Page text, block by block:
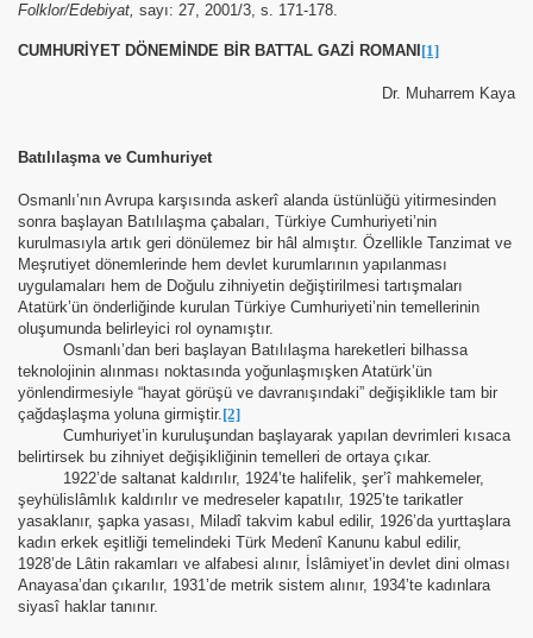
Folklor/Edebiyat, sayı: 27, 2001/3, s. 171-178.
CUMHURİYET DÖNEMİNDE BİR BATTAL GAZİ ROMANI [1]
Dr. Muharrem Kaya
Batılılaşma ve Cumhuriyet
Osmanlı’nın Avrupa karşısında askerî alanda üstünlüğü yitirmesinden
sonra başlayan Batılılaşma çabaları, Türkiye Cumhuriyeti’nin
kurulmasıyla artık geri dönülemez bir hâl almıştır. Özellikle Tanzimat ve
Meşrutiyet dönemlerinde hem devlet kurumlarının yapılanması
uygulamaları hem de Doğulu zihniyetin değiştirilmesi tartışmaları
Atatürk’ün önderliğinde kurulan Türkiye Cumhuriyeti’nin temellerinin
oluşumunda belirleyici rol oynamıştır.
Osmanlı’dan beri başlayan Batılılaşma hareketleri bilhassa
teknolojinin alınması noktasında yoğunlaşmışken Atatürk’ün
yönlendirmesiyle “hayat görüşü ve davranışındaki” değişiklikle tam bir
çağdaşlaşma yoluna girmiştir.[2]
Cumhuriyet’in kuruluşundan başlayarak yapılan devrimleri kısaca
belirtirsek bu zihniyet değişikliğinin temelleri de ortaya çıkar.
1922’de saltanat kaldırılır, 1924’te halifelik, şer’î mahkemeler,
şeyhülislâmlık kaldırılır ve medreseler kapatılır, 1925’te tarikatler
yasaklanır, şapka yasası, Miladî takvim kabul edilir, 1926’da yurttaşlara
kadın erkek eşitliği temelindeki Türk Medenî Kanunu kabul edilir,
1928’de Lâtin rakamları ve alfabesi alınır, İslâmiyet’in devlet dini olması
Anayasa’dan çıkarılır, 1931’de metrik sistem alınır, 1934’te kadınlara
siyasî haklar tanınır.